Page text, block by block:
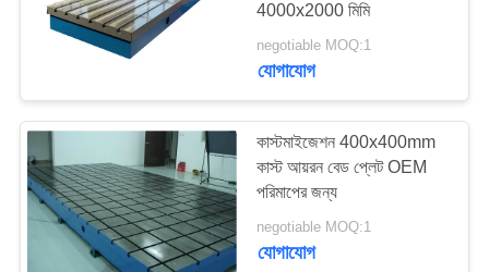
আবেদন
সাইট
ম্যাপ
PRIVACY
POLICY
আয়রন বিছানা প্লেটগুলি
কাস্ট করুন
4000x2000 মিমি
negotiable MOQ:1
যোগাযোগ
কাস্টমাইজেশন 400x400mm
কাস্ট আয়রন বেড প্লেট OEM
পরিমাপের জন্য
negotiable MOQ:1
যোগাযোগ